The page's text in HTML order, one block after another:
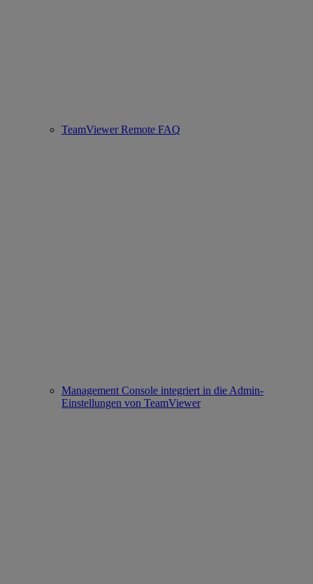
TeamViewer Remote FAQ
Management Console integriert in die Admin-
Einstellungen von TeamViewer